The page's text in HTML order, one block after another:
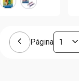
Página